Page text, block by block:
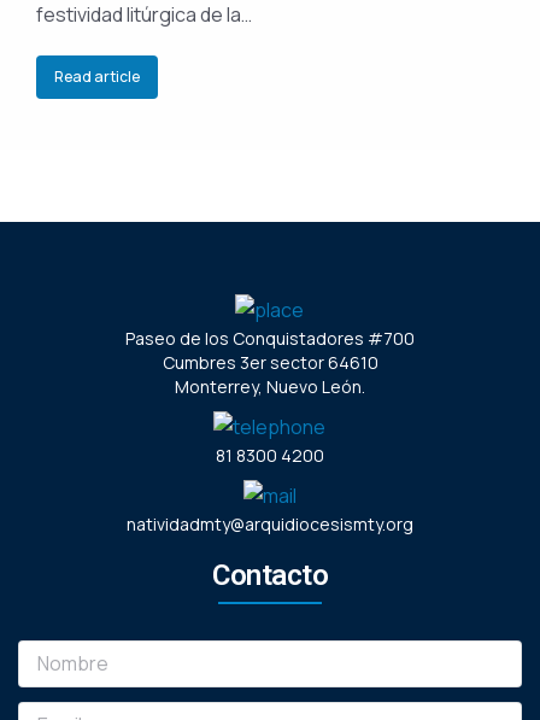
festividad litúrgica de la…
Read article
Paseo de los Conquistadores #700
Cumbres 3er sector 64610
Monterrey, Nuevo León.
81 8300 4200
natividadmty@arquidiocesismty.org
Contacto